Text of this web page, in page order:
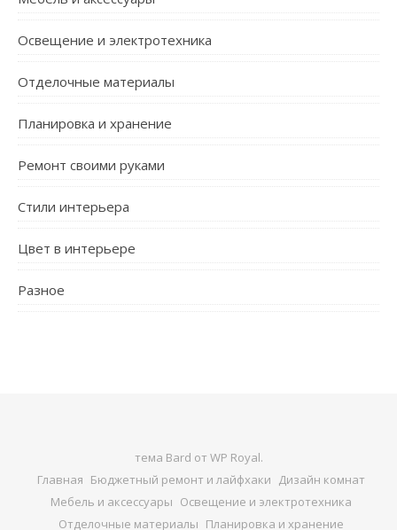
Освещение и электротехника
Отделочные материалы
Планировка и хранение
Ремонт своими руками
Стили интерьера
Цвет в интерьере
Разное
тема Bard от WP Royal.
Главная Бюджетный ремонт и лайфхаки
Дизайн комнат
Мебель и аксессуары Освещение и электротехника
Отделочные материалы Планировка и хранение